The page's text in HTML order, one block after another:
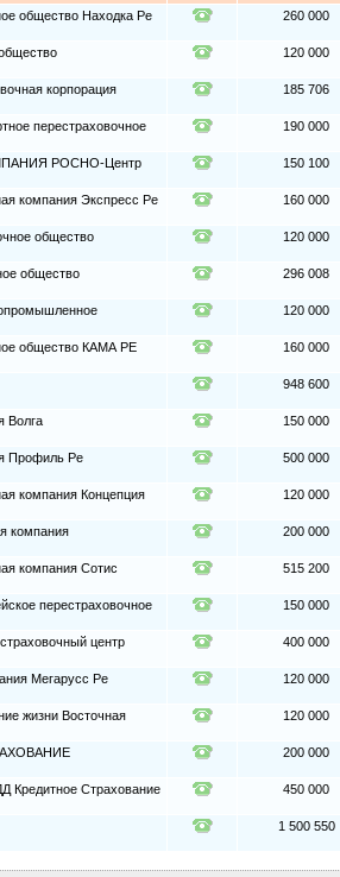
общество Находка Ре 260 000
120 000
корпорация 185 706
перестраховочное
190 000
РОСНО-Центр 150 100
компания Экспресс Ре
160 000
общество 120 000
общество 296 008
120 000
общество КАМА РЕ 160 000
948 600
Волга 150 000
Профиль Ре 500 000
компания Концепция
120 000
компания 200 000
компания Сотис 515 200
перестраховочное
150 000
центр 400 000
Мегарусс Ре 120 000
жизни Восточная
120 000
200 000
Кредитное Страхование 450 000
1 500 550